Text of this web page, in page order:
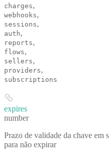
charges,
webhooks,
sessions,
auth,
reports,
flows,
sellers,
providers,
subscriptions
expires
number
Prazo de validade da chave em
para não expirar